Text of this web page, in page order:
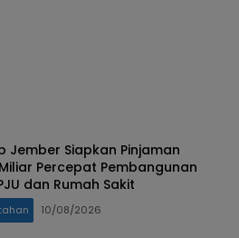
Jember Siapkan Pinjaman
Percepat Pembangunan
dan Rumah Sakit
10/08/2026